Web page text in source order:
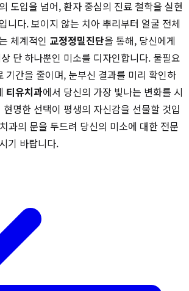
도입을 넘어, 환자 중심의 진료 철학을 실현
니다. 보이지 않는 치아 뿌리부터 얼굴 전체
체계적인 교정정밀진단을 통해, 당신에게
단 하나뿐인 미소를 디자인합니다. 불필요
기간을 줄이며, 눈부신 결과를 미리 확인하
티유치과에서 당신의 가장 빛나는 변화를 시
명한 선택이 평생의 자신감을 선물할 것입
과의 문을 두드려 당신의 미소에 대한 전문
기 바랍니다.